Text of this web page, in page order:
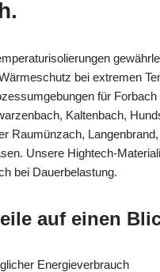
bei extremen
für
Kaltenbach,
Raumünzach, Langenbrand,
Unsere Hightech-
bei Dauerbelastung.
auf einen
Energieverbrauch